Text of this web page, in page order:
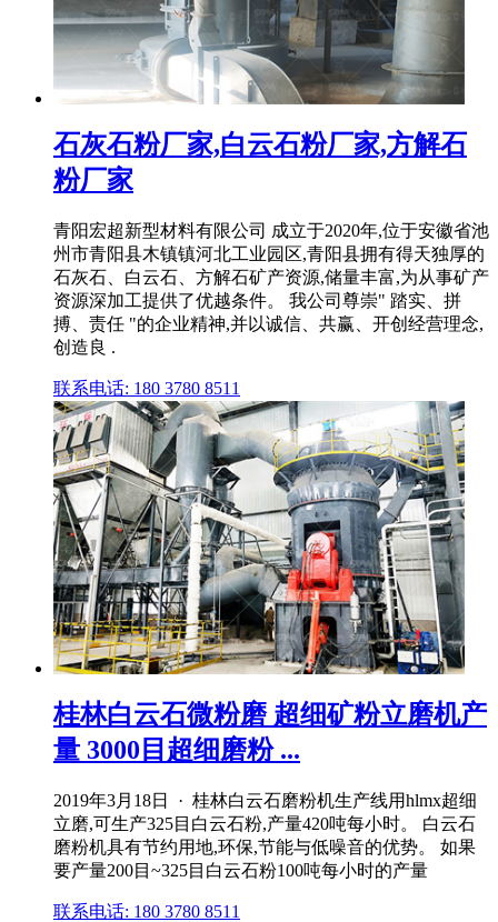
石灰石粉厂家,白云石粉厂家,方解石
粉厂家
青阳宏超新型材料有限公司 成立于2020年,位于安徽省池
州市青阳县木镇镇河北工业园区,青阳县拥有得天独厚的
石灰石、白云石、方解石矿产资源,储量丰富,为从事矿产
资源深加工提供了优越条件。 我公司尊崇" 踏实、拼
搏、责任 "的企业精神,并以诚信、共赢、开创经营理念,
创造良 .
联系电话: 180 3780 8511
桂林白云石微粉磨 超细矿粉立磨机产
量 3000目超细磨粉 ...
2019年3月18日 · 桂林白云石磨粉机生产线用hlmx超细
立磨,可生产325目白云石粉,产量420吨每小时。 白云石
磨粉机具有节约用地,环保,节能与低噪音的优势。 如果
要产量200目~325目白云石粉100吨每小时的产量
联系电话: 180 3780 8511